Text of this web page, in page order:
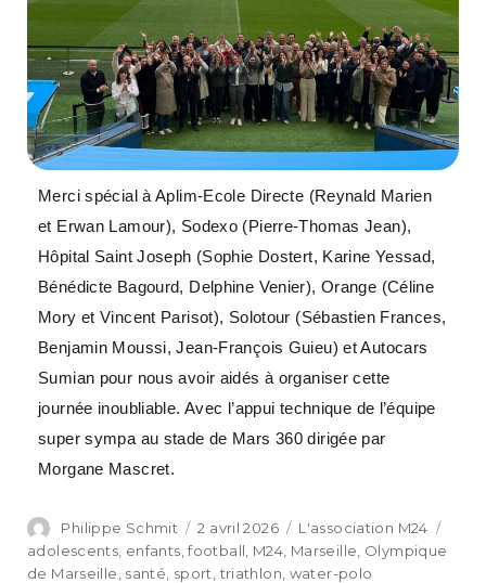
Merci spécial à Aplim-Ecole Directe (Reynald Marien
et Erwan Lamour), Sodexo (Pierre-Thomas Jean),
Hôpital Saint Joseph (Sophie Dostert, Karine Yessad,
Bénédicte Bagourd, Delphine Venier), Orange (Céline
Mory et Vincent Parisot), Solotour (Sébastien Frances,
Benjamin Moussi, Jean-François Guieu) et Autocars
Sumian pour nous avoir aidés à organiser cette
journée inoubliable. Avec l’appui technique de l’équipe
super sympa au stade de Mars 360 dirigée par
Morgane Mascret.
Philippe Schmit 2 avril 2026
L'association M24
adolescents enfants ,football M24 Marseille Olympique
de Marseille santé sport triathlon water-polo